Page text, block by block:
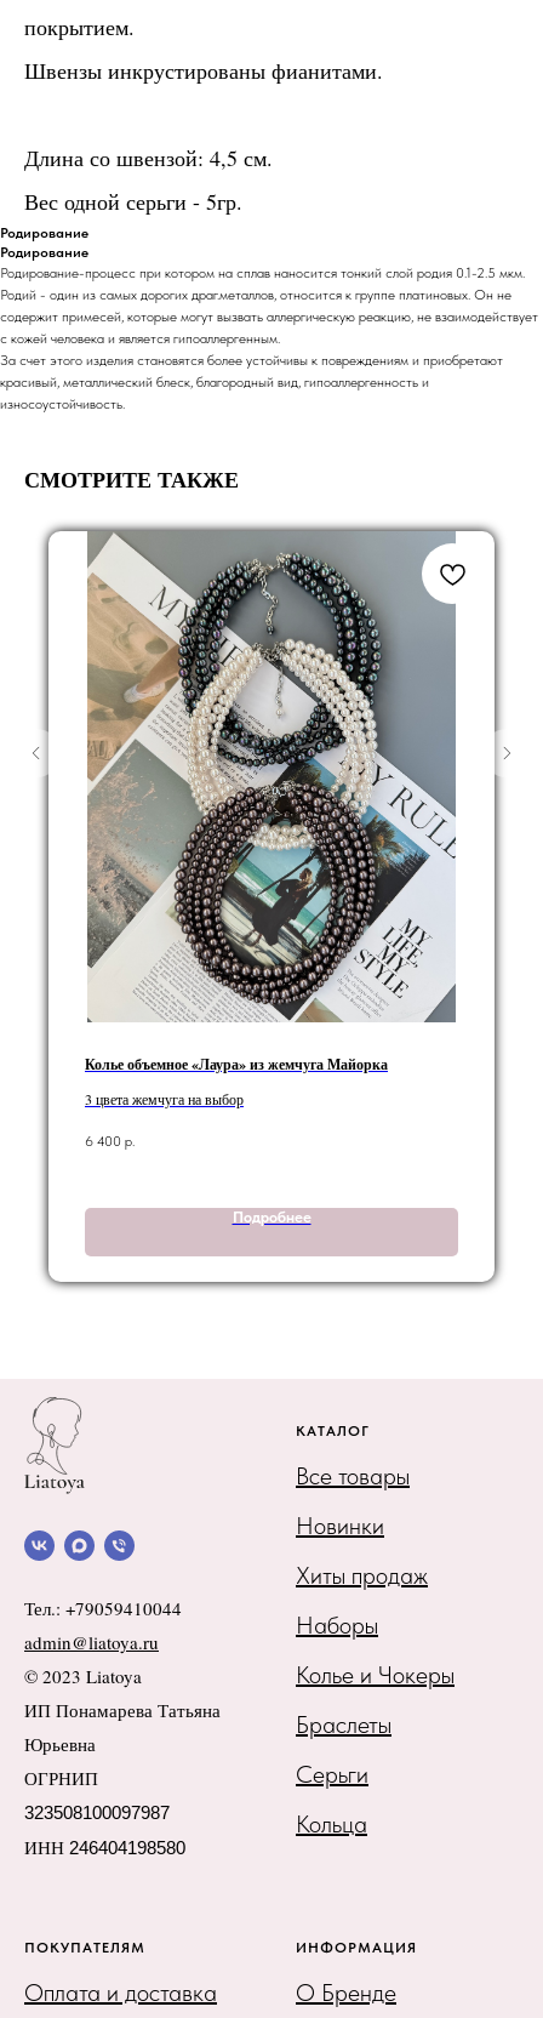
покрытием.
Швензы инкрустированы фианитами.
Длина со швензой: 4,5 см.
Вес одной серьги - 5гр.
Родирование
Родирование
Родирование-процесс при котором на сплав наносится тонкий слой родия 0.1-2.5 мкм.
Родий - один из самых дорогих драг.металлов, относится к группе платиновых. Он не
содержит примесей, которые могут вызвать аллергическую реакцию, не взаимодействует
с кожей человека и является гипоаллергенным.
За счет этого изделия становятся более устойчивы к повреждениям и приобретают
красивый, металлический блеск, благородный вид, гипоаллергенность и
износоустойчивость.
СМОТРИТЕ ТАКЖЕ
Колье объемное «Лаура» из жемчуга Майорка
3 цвета жемчуга на выбор
6 400 р.
Подробнее
Тел.: +79059410044
admin@liatoya.ru
© 2023 Liatoya
ИП Понамарева Татьяна
Юрьевна
ОГРНИП
323508100097987
ИНН 246404198580
КАТАЛОГ
Все товары
Новинки
Хиты продаж
Наборы
Колье и Чокеры
Браслеты
Серьги
Кольца
ПОКУПАТЕЛЯМ
Оплата и доставка
ИНФОРМАЦИЯ
О Бренде